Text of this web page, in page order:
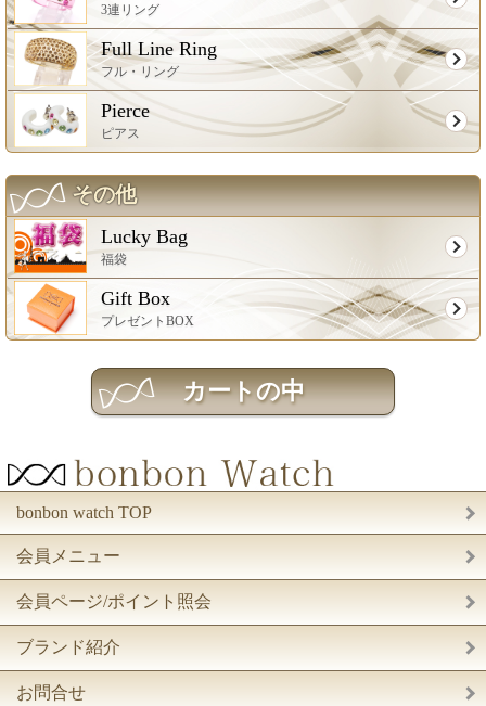
3連リング
Full Line Ring
フル・リング
Pierce
ピアス
その他
Lucky Bag
福袋
Gift Box
プレゼントBOX
bonbon watch TOP
会員メニュー
会員ページ/ポイント照会
ブランド紹介
お問合せ